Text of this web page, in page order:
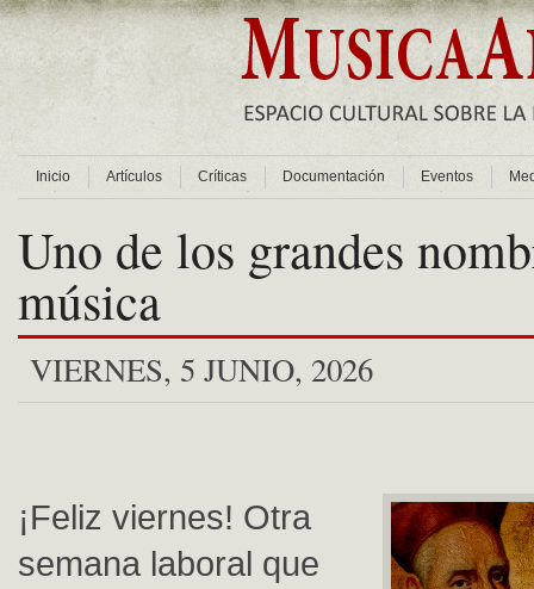
Inicio Artículos Críticas Documentación Eventos
Uno de los grandes
música
VIERNES, 5 JUNIO, 2026
¡Feliz viernes! Otra
semana laboral que